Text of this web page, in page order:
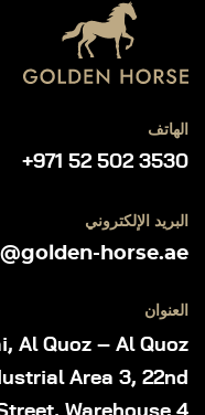
الهاتف
+971 52 502 3530
البريد الإلكتروني
horse.ae
العنوان
Al Quoz – Al Quoz
Area 3, 22nd